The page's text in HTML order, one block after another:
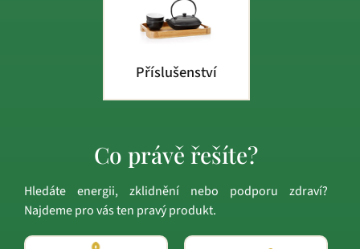
Příslušenství
Co právě řešíte?
Hledáte energii, zklidnění nebo podporu zdraví?
Najdeme pro vás ten pravý produkt.